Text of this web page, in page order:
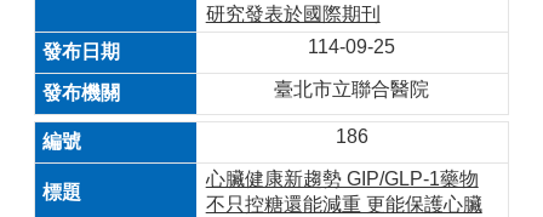
研究發表於國際期刊
114-09-25
臺北市立聯合醫院
186
心臟健康新趨勢 GIP/GLP-1藥物
不只控糖還能減重 更能保護心臟